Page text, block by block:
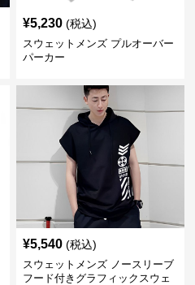
¥5,230 (税込)
スウェットメンズ プルオーバー
パーカー
¥5,540 (税込)
スウェットメンズ ノースリーブ
フード付きグラフィックスウェ